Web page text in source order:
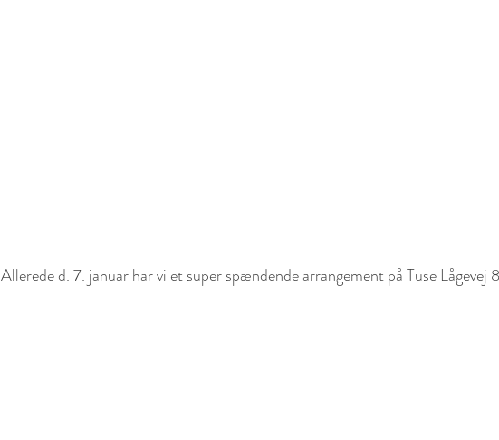
Allerede d. 7. januar har vi et super spændende arrangement på Tuse